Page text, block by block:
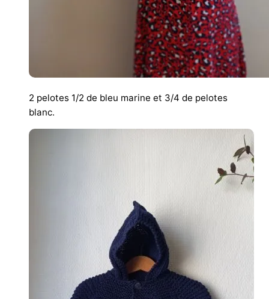
2 pelotes 1/2 de bleu marine et 3/4 de pelotes
blanc.